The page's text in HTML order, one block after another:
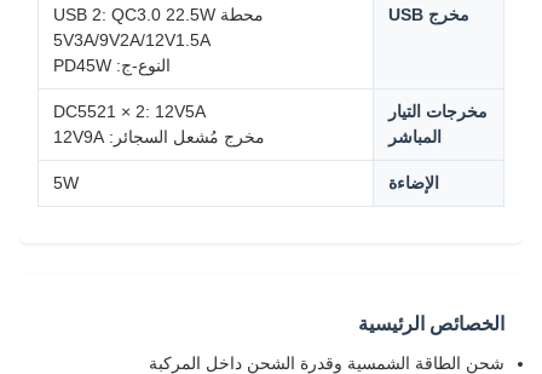
مخرج USB
محطة USB 2: QC3.0 22.5W
5V3A/9V2A/12V1.5A
النوع-ج: PD45W
مخرجات التيار
المباشر
DC5521 × 2: 12V5A
مخرج مُشعل السجائر: 12V9A
الإضاءة 5W
الخصائص الرئيسية
شحن الطاقة الشمسية وقدرة الشحن داخل المركبة